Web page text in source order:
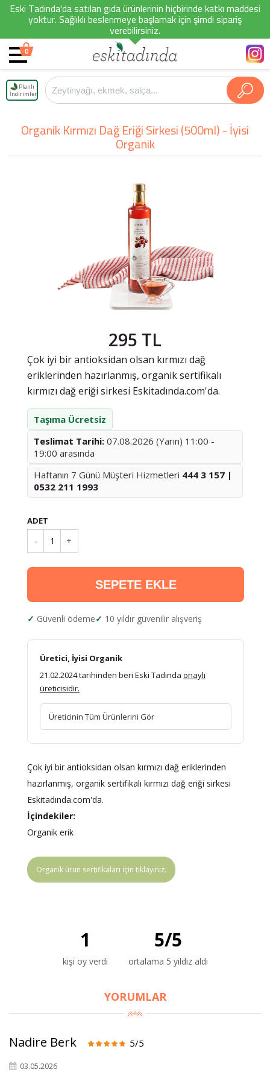
Eski Tadında'da satılan gıda ürünlerinin hiçbirinde katkı maddesi
yoktur. Sağlıklı beslenmeye başlamak için şimdi sipariş
verebilirsiniz.
0
Planlı
İndirimler
Organik Kırmızı Dağ Eriği Sirkesi (500ml) - İyisi
Organik
295 TL
Çok iyi bir antioksidan olsan kırmızı dağ
eriklerinden hazırlanmış, organik sertifikalı
kırmızı dağ eriği sirkesi Eskitadında.com'da.
Taşıma Ücretsiz
Teslimat Tarihi: 07.08.2026 (Yarın) 11:00 -
19:00 arasında
Haftanın 7 Günü Müşteri Hizmetleri 444 3 157 |
0532 211 1993
ADET
- 1 +
SEPETE EKLE
Güvenli ödeme 10 yıldır güvenilir alışveriş
Üretici, İyisi Organik
21.02.2024 tarihinden beri Eski Tadında onaylı
üreticisidir.
Üreticinin Tüm Ürünlerini Gör
Çok iyi bir antioksidan olsan kırmızı dağ eriklerinden
hazırlanmış, organik sertifikalı kırmızı dağ eriği sirkesi
Eskitadında.com'da.
İçindekiler:
Organik erik
Organik ürün sertifikaları için tıklayınız.
1
kişi oy verdi
5/5
ortalama 5 yıldız aldı
YORUMLAR
Nadire Berk 5/5
03.05.2026